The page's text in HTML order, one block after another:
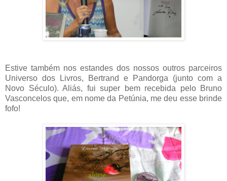
Estive também nos estandes dos nossos outros parceiros
Universo dos Livros, Bertrand e Pandorga (junto com a
Novo Século). Aliás, fui super bem recebida pelo Bruno
Vasconcelos que, em nome da Petúnia, me deu esse brinde
fofo!